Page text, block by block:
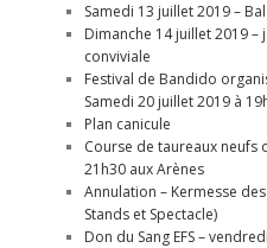
Samedi 13 juillet 2019 –
Dimanche 14 juillet 2019
conviviale
Festival de Bandido
Samedi 20 juillet 2019 à
Plan canicule
Course de taureaux neufs
21h30 aux Arènes
Annulation – Kermesse
Stands et Spectacle)
Don du Sang EFS –